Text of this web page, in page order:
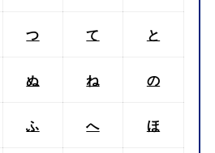
つ て と
ぬ ね の
ふ へ ほ